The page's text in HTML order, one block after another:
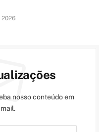
2026
nosso conteúdo em